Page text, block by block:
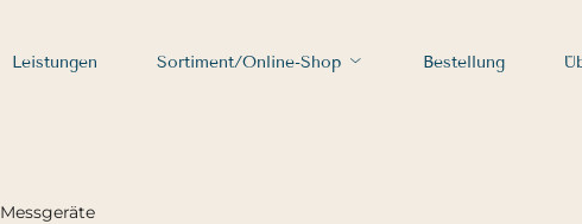
Leistungen Sortiment/Online-Shop Bestellung
Messgeräte